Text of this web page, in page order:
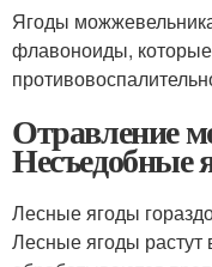
Ягоды
флавоноиды,
Отравление
Несъедобные
Лесные ягоды
Лесные ягоды